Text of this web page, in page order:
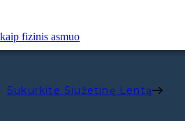
fizinis asmuo
Sukurkite Siužetinę Lentą